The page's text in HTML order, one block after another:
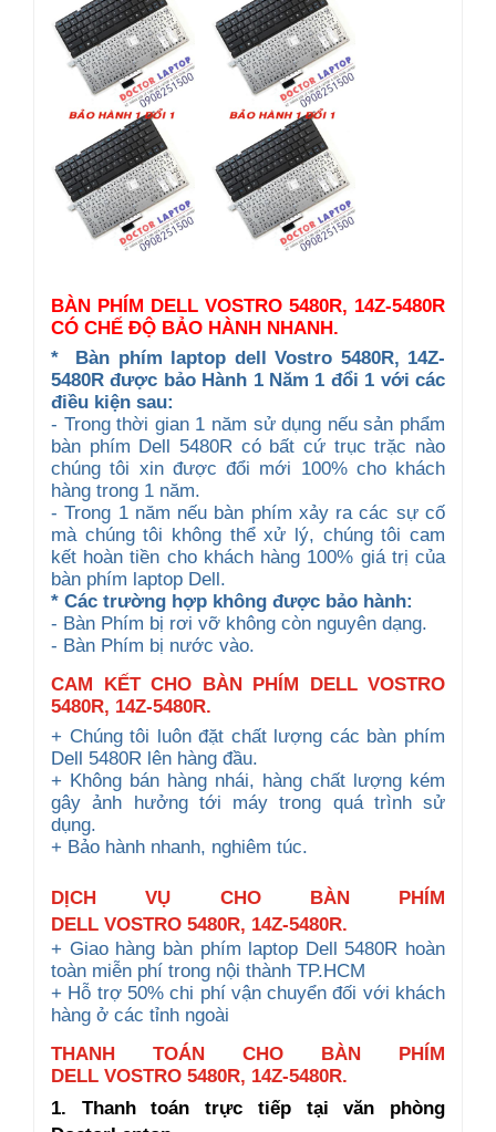
BÀN PHÍM DELL VOSTRO 5480R, 14Z-5480R
CÓ CHẾ ĐỘ BẢO HÀNH NHANH.
*
Bàn phím laptop dell Vostro 5480R, 14Z-
5480R được bảo Hành 1 Năm 1 đổi 1 với các
điều kiện sau:
- Trong thời gian 1 năm sử dụng nếu sản phẩm
bàn phím Dell 5480R có bất cứ trục trặc nào
chúng tôi xin được đổi mới 100% cho khách
hàng trong 1 năm.
- Trong 1 năm nếu bàn phím xảy ra các sự cố
mà chúng tôi không thể xử lý, chúng tôi cam
kết hoàn tiền cho khách hàng 100% giá trị của
bàn phím laptop Dell.
* Các trường hợp không được bảo hành:
- Bàn Phím bị rơi vỡ không còn nguyên dạng.
- Bàn Phím bị nước vào.
CAM KẾT CHO BÀN PHÍM DELL VOSTRO
5480R, 14Z-5480R.
+ Chúng tôi luôn đặt chất lượng các bàn phím
Dell 5480R lên hàng đầu.
+ Không bán hàng nhái, hàng chất lượng kém
gây ảnh hưởng tới máy trong quá trình sử
dụng.
+ Bảo hành nhanh, nghiêm túc.
DỊCH VỤ CHO BÀN PHÍM
DELL VOSTRO 5480R, 14Z-5480R.
+ Giao hàng bàn phím laptop Dell 5480R hoàn
toàn miễn phí trong nội thành TP.HCM
+ Hỗ trợ 50% chi phí vận chuyển đối với khách
hàng ở các tỉnh ngoài
THANH TOÁN CHO BÀN PHÍM
DELL VOSTRO 5480R, 14Z-5480R.
1. Thanh toán trực tiếp tại văn phòng